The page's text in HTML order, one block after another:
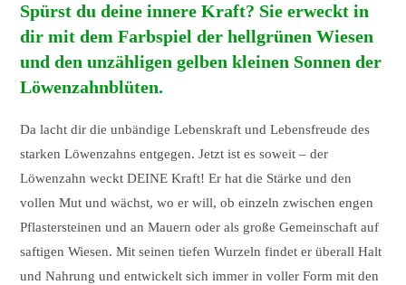
Spürst du deine innere Kraft? Sie erweckt in
dir mit dem Farbspiel der hellgrünen Wiesen
und den unzähligen gelben kleinen Sonnen der
Löwenzahnblüten.
Da lacht dir die unbändige Lebenskraft und Lebensfreude des
starken Löwenzahns entgegen. Jetzt ist es soweit – der
Löwenzahn weckt DEINE Kraft! Er hat die Stärke und den
vollen Mut und wächst, wo er will, ob einzeln zwischen engen
Pflastersteinen und an Mauern oder als große Gemeinschaft auf
saftigen Wiesen. Mit seinen tiefen Wurzeln findet er überall Halt
und Nahrung und entwickelt sich immer in voller Form mit den